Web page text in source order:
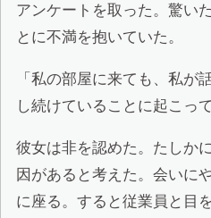
アンケートを取った。驚い
とに不満を抱いていた。
「私の部屋に来ても、私が
し続けていることに起こっ
彼女は非を認めた。たしか
因があると考えた。会いに
に座る。すると従業員と目